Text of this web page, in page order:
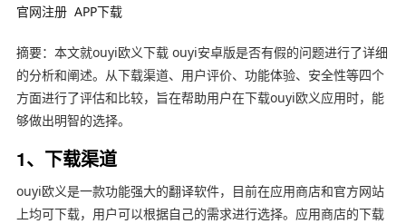
官网注册 APP下载
摘要：本文就ouyi欧义下载 ouyi安卓版是否有假的问题进行了详细
的分析和阐述。从下载渠道、用户评价、功能体验、安全性等四个
方面进行了评估和比较，旨在帮助用户在下载ouyi欧义应用时，能
够做出明智的选择。
1、下载渠道
ouyi欧义是一款功能强大的翻译软件，目前在应用商店和官方网站
上均可下载，用户可以根据自己的需求进行选择。应用商店的下载